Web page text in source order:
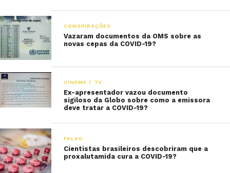
CONSPIRAÇÕES
Vazaram documentos da OMS sobre as
novas cepas da COVID-19?
CINEMA / TV
Ex-apresentador vazou documento
sigiloso da Globo sobre como a emissora
deve tratar a COVID-19?
FALSO
Cientistas brasileiros descobriram que a
proxalutamida cura a COVID-19?